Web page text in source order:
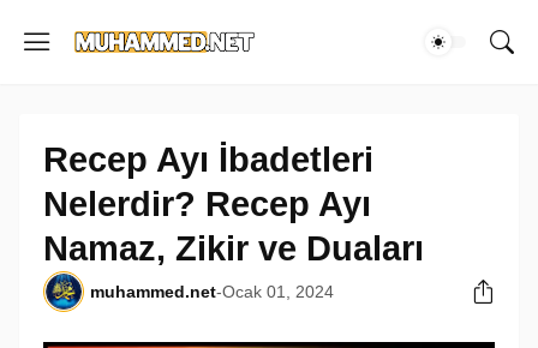
Recep Ayı İbadetleri
Nelerdir? Recep Ayı
Namaz, Zikir ve Duaları
muhammed.net-Ocak 01, 2024